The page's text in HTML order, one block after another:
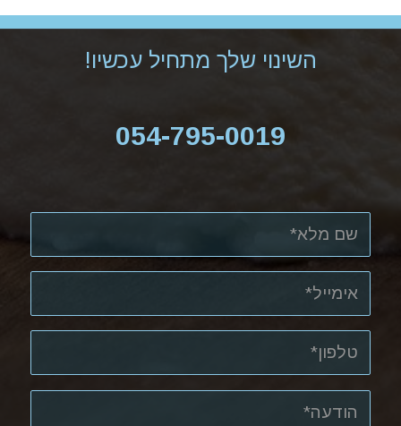
השינוי שלך מתחיל עכשיו!
054-795-0019